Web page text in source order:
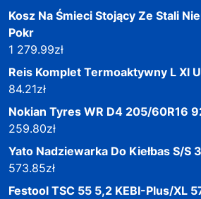
Kosz Na Śmieci Stojący Ze Stali
Pokr
1 279.99zł
Reis Komplet Termoaktywny L Xl
84.21zł
Nokian Tyres WR D4 205/60R16
259.80zł
Yato Nadziewarka Do Kiełbas S/S
573.85zł
Festool TSC 55 5,2 KEBI-Plus/XL